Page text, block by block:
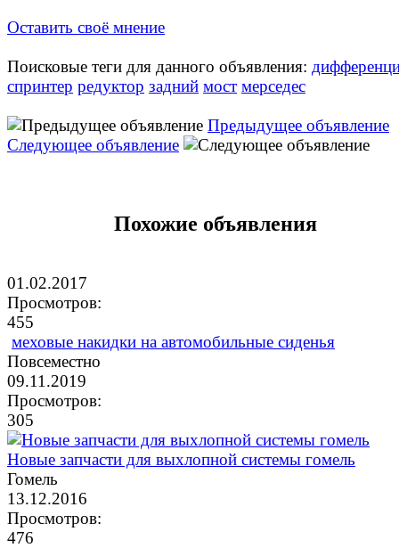
Оставить своё мнение
Поисковые теги для данного объявления:
спринтер редуктор задний мост мерседес
Предыдущее объявление
Следующее объявление
Похожие объявления
01.02.2017
Просмотров:
455
меховые накидки на автомобильные сиденья
Повсеместно
09.11.2019
Просмотров:
305
Новые запчасти для выхлопной системы гомель
Гомель
13.12.2016
Просмотров:
476